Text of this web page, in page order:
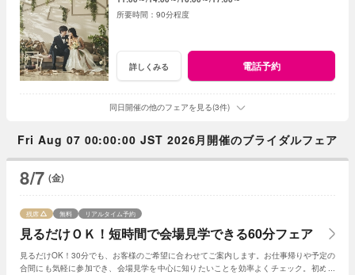
90分程度
詳しくみる 電話予約
同日開催の他のフェアを見る(3件)
Fri Aug 07 00:00:00 JST 2026月開催のブライダルフェア
8/7 (金)
見るだけＯＫ！短時間で会場見学できる60分フェア
残席 無料 リアルタイム予約
見るだけOK！30分でも、お客様のご希望に合わせてご案内します。お仕事帰りや予定の
合間にも気軽に参加でき、会場見学を中心に知りたいことを効率よくチェック。初めて